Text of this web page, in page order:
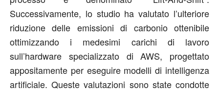
Successivamente, lo studio ha valutato l’ulteriore
riduzione delle emissioni di carbonio ottenibile
ottimizzando i medesimi carichi di lavoro
sull’hardware specializzato di AWS, progettato
appositamente per eseguire modelli di intelligenza
artificiale. Queste valutazioni sono state condotte